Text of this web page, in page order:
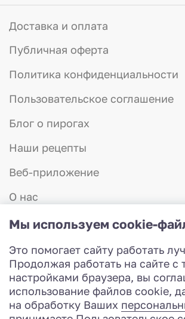
© 2026 Красная шапочка -
Доставка и оплата
Публичная оферта
Политика конфиденциальности
Пользовательское соглашение
Блог о пирогах
Наши рецепты
Веб-приложение
О нас
Отзывы
Контакты
8 (831) 423-57-75
Работаем с 8:00 до 20:00
Разработка сайта
Мы используем cookie-
Это помогает сайту работать
Продолжая работать на сайте с
настройками браузера, вы
использование файлов cookie,
на обработку Ваших